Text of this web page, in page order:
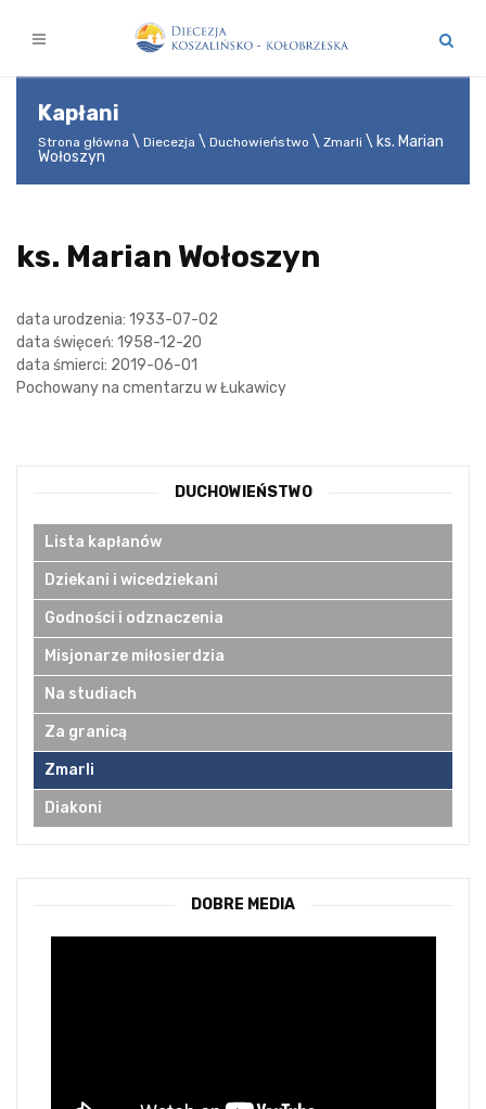
Kapłani
Strona główna Diecezja Duchowieństwo Zmarli
ks. Marian
Wołoszyn
ks. Marian Wołoszyn
data urodzenia: 1933-07-02
data święceń: 1958-12-20
data śmierci: 2019-06-01
Pochowany na cmentarzu w Łukawicy
DUCHOWIEŃSTWO
Lista kapłanów
Dziekani i wicedziekani
Godności i odznaczenia
Misjonarze miłosierdzia
Na studiach
Za granicą
Zmarli
Diakoni
DOBRE MEDIA